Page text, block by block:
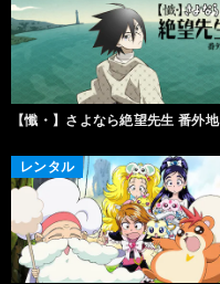
【懺・】さよなら絶望先生 番外地
レンタル